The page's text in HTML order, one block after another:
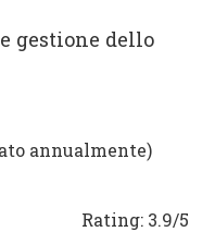
gestione dello
annualmente)
Rating: 3.9/5